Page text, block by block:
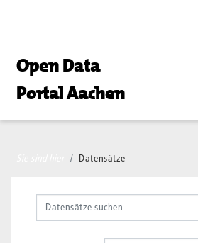
Open Data
Portal Aachen
Datensätze